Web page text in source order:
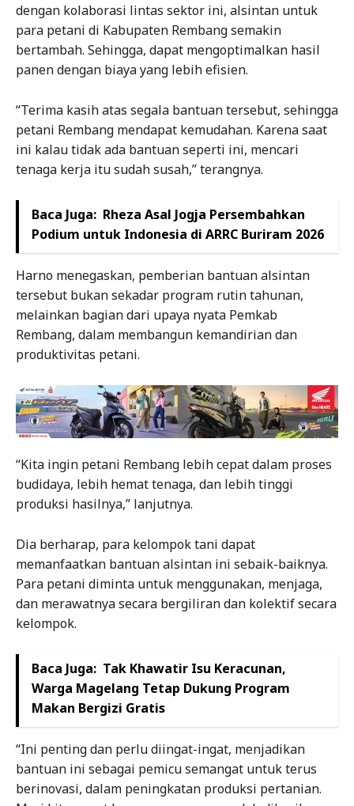
dengan kolaborasi lintas sektor ini, alsintan untuk
para petani di Kabupaten Rembang semakin
bertambah. Sehingga, dapat mengoptimalkan hasil
panen dengan biaya yang lebih efisien.
“Terima kasih atas segala bantuan tersebut, sehingga
petani Rembang mendapat kemudahan. Karena saat
ini kalau tidak ada bantuan seperti ini, mencari
tenaga kerja itu sudah susah,” terangnya.
Baca Juga: Rheza Asal Jogja Persembahkan
Podium untuk Indonesia di ARRC Buriram 2026
Harno menegaskan, pemberian bantuan alsintan
tersebut bukan sekadar program rutin tahunan,
melainkan bagian dari upaya nyata Pemkab
Rembang, dalam membangun kemandirian dan
produktivitas petani.
“Kita ingin petani Rembang lebih cepat dalam proses
budidaya, lebih hemat tenaga, dan lebih tinggi
produksi hasilnya,” lanjutnya.
Dia berharap, para kelompok tani dapat
memanfaatkan bantuan alsintan ini sebaik-baiknya.
Para petani diminta untuk menggunakan, menjaga,
dan merawatnya secara bergiliran dan kolektif secara
kelompok.
Baca Juga: Tak Khawatir Isu Keracunan,
Warga Magelang Tetap Dukung Program
Makan Bergizi Gratis
“Ini penting dan perlu diingat-ingat, menjadikan
bantuan ini sebagai pemicu semangat untuk terus
berinovasi, dalam peningkatan produksi pertanian.